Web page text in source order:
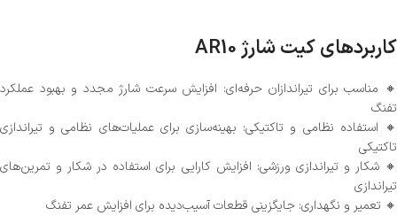
کاربردهای کیت شارژ AR10
🔸 مناسب برای تیراندازان حرفه‌ای: افزایش سرعت شارژ مجدد و بهبود عملکرد
تفنگ
🔸 استفاده نظامی و تاکتیکی: بهینه‌سازی برای عملیات‌های نظامی و تیراندازی
تاکتیکی
🔸 شکار و تیراندازی ورزشی: افزایش کارایی برای استفاده در شکار و تمرین‌های
تیراندازی
🔸 تعمیر و نگهداری: جایگزینی قطعات آسیب‌دیده برای افزایش عمر تفنگ